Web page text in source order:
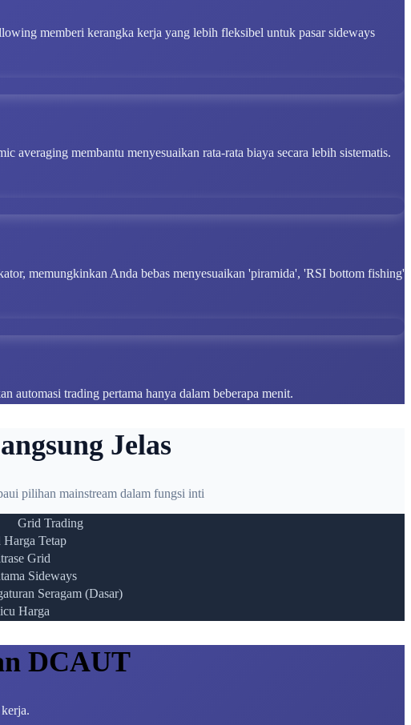
memberi kerangka kerja yang lebih fleksibel untuk pasar sideways
averaging membantu menyesuaikan rata-rata biaya secara lebih sistematis.
memungkinkan Anda bebas menyesuaikan 'piramida', 'RSI bottom fishing'
automasi trading pertama hanya dalam beberapa menit.
Jelas
pilihan mainstream dalam fungsi inti
Grid Trading
Tetap
Grid
Sideways
Seragam (Dasar)
Harga
DCAUT